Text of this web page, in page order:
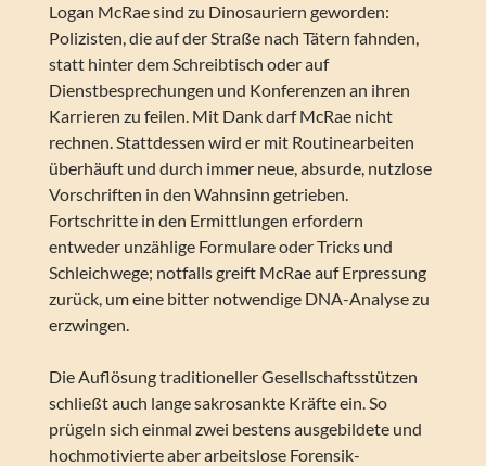
Logan McRae sind zu Dinosauriern geworden:
Polizisten, die auf der Straße nach Tätern fahnden,
statt hinter dem Schreibtisch oder auf
Dienstbesprechungen und Konferenzen an ihren
Karrieren zu feilen. Mit Dank darf McRae nicht
rechnen. Stattdessen wird er mit Routinearbeiten
überhäuft und durch immer neue, absurde, nutzlose
Vorschriften in den Wahnsinn getrieben.
Fortschritte in den Ermittlungen erfordern
entweder unzählige Formulare oder Tricks und
Schleichwege; notfalls greift McRae auf Erpressung
zurück, um eine bitter notwendige DNA-Analyse zu
erzwingen.
Die Auflösung traditioneller Gesellschaftsstützen
schließt auch lange sakrosankte Kräfte ein. So
prügeln sich einmal zwei bestens ausgebildete und
hochmotivierte aber arbeitslose Forensik-